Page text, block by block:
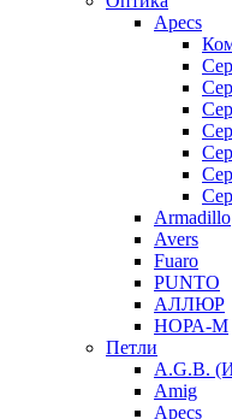
Apecs
Armadillo
Avers
Fuaro
PUNTO
АЛЛЮР
НОРА-М
Петли
A.G.B.
Amig
Apecs